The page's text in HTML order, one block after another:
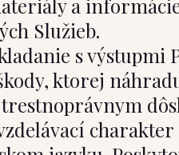
a
Služieb.
s výstupmi
ktorej